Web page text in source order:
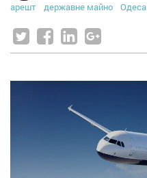
арешт
державне майно Одеса